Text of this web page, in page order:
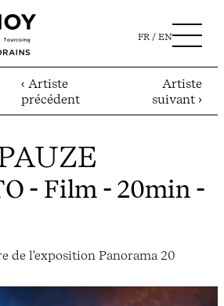
FR EN
‹ Artiste
précédent
Artiste
suivant ›
- Film - 20min -
de l'exposition Panorama 20